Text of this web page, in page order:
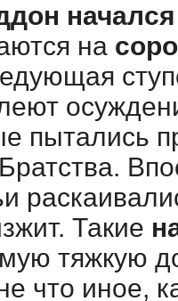
на
пытались
Такие
тяжкую
что иное,